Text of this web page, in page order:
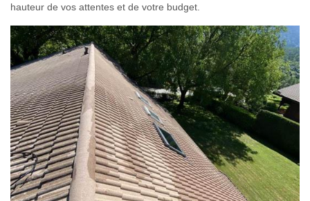
hauteur de vos attentes et de votre budget.